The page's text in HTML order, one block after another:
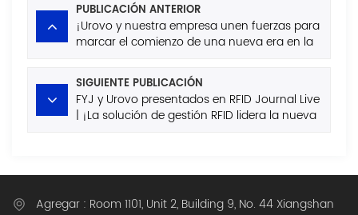
PUBLICACIÓN ANTERIOR
¡Urovo y nuestra empresa unen fuerzas para
marcar el comienzo de una nueva era en la
de las salas de exposiciones!
SIGUIENTE PUBLICACIÓN
FYJ y Urovo presentados en RFID Journal Live
| ¡La solución de gestión RFID lidera la nueva
Agregar : Room 1101, Unit 2, Building 9, No. 44 Xiangshan